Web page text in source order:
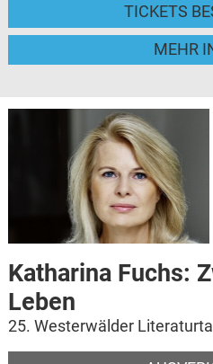
TICKETS
MEHR
Katharina Fuchs:
Leben
25. Westerwälder